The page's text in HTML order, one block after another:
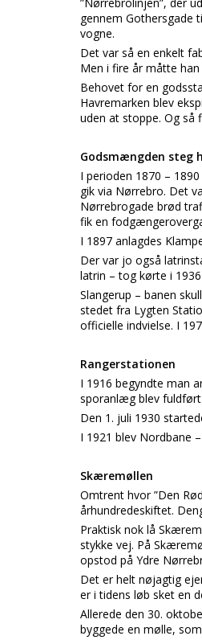
gennem Gothersgade
vogne.
Det var så en enkelt
Men i fire år måtte
Behovet for en
Havremarken blev
uden at stoppe. Og så
Godsmængden steg
I perioden 1870 –
gik via Nørrebro. Det
Nørrebrogade brød
fik en
I 1897 anlagdes
Der var jo også
latrin – tog kørte i
Slangerup – banen
stedet fra Lygten
officielle indvielse. I
Rangerstationen
I 1916 begyndte man
sporanlæg blev fuldført
Den 1. juli 1930
I 1921 blev Nordbane
Skæremøllen
Omtrent hvor ”Den
århundredeskiftet.
Praktisk nok lå
stykke vej. På
opstod på Ydre
Det er helt nøjagtig
er i tidens løb sket en
Allerede den 30.
byggede en mølle,